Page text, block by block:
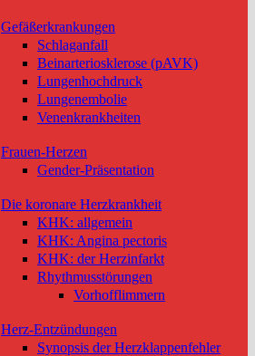
Gefäßerkrankungen
Schlaganfall
Beinarteriosklerose (pAVK)
Lungenhochdruck
Lungenembolie
Venenkrankheiten
Frauen-Herzen
Gender-Präsentation
Die koronare Herzkrankheit
KHK: allgemein
KHK: Angina pectoris
KHK: der Herzinfarkt
Rhythmusstörungen
Vorhofflimmern
Herz-Entzündungen
Synopsis der Herzklappenfehler